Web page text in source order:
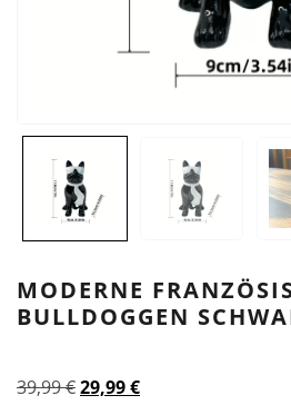
MODERNE
BULLDOGGEN
39,99€Ursprünglicher
29,99€Aktueller